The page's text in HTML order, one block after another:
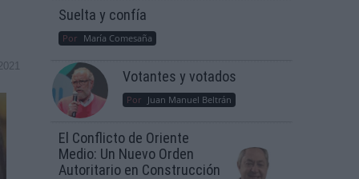
Suelta y confía
Por María Comesaña
Votantes y votados
Por Juan Manuel Beltrán
El Conflicto de Oriente
Medio: Un Nuevo Orden
Autoritario en Construcción